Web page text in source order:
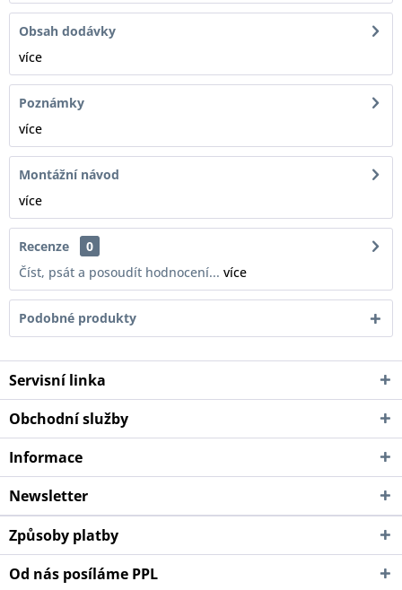
Obsah dodávky
více
Poznámky
více
Montážní návod
více
Recenze
0
Číst, psát a posoudít hodnocení... více
Podobné produkty
Servisní linka
Obchodní služby
Informace
Newsletter
Způsoby platby
Od nás posíláme PPL